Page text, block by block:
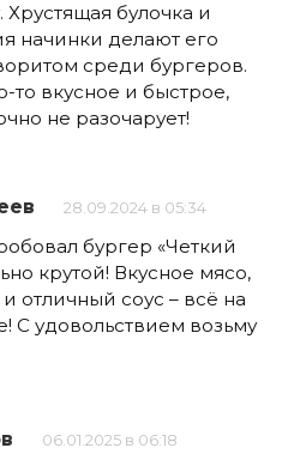
булочка и
начинки делают его
среди бургеров.
то вкусное и быстрое,
не разочарует!
28.09.2024 в 05:34
бургер «Четкий
крутой! Вкусное мясо,
отличный соус – всё на
С удовольствием возьму
06.01.2025 в 06:18